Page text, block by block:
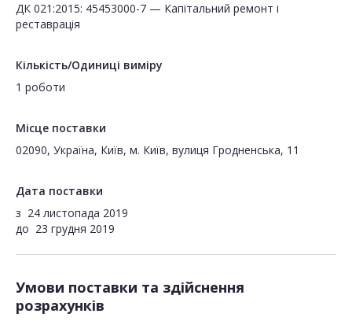
ДК 021:2015: 45453000-7 — Капітальний ремонт і
реставрація
Кількість/Одиниці виміру
1 роботи
Місце поставки
02090, Україна, Київ, м. Київ, вулиця Гродненська, 11
Дата поставки
з 24 листопада 2019
до 23 грудня 2019
Умови поставки та здійснення
розрахунків